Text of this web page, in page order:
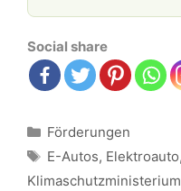
Social share
Kategorien
Förderungen
Schlagwörter
E-Autos, Elektroauto,
Klimaschutzministerium